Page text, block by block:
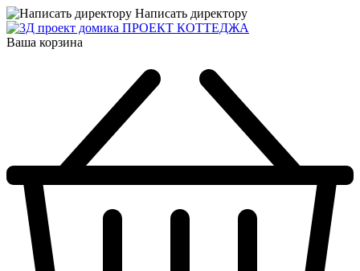
Написать директору
ПРОЕКТ КОТТЕДЖА
Ваша корзина